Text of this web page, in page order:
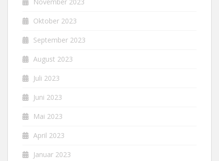
Oktober 2023
September 2023
August 2023
Juli 2023
Juni 2023
Mai 2023
April 2023
Januar 2023